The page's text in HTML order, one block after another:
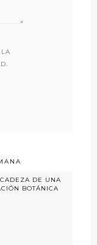
.
DE UNA
BOTÁNICA